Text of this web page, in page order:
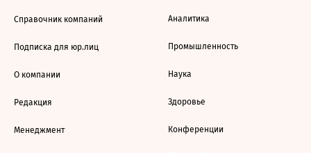
Справочник компаний
Подписка для юр.лиц
О компании
Редакция
Менеджмент
Аналитика
Промышленность
Наука
Здоровье
Конференции